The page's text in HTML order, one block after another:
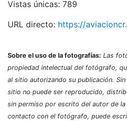
Vistas únicas: 789
URL directo: https://
Sobre el uso de la fotografías: Las
propiedad intelectual del fotógrafo,
al sitio autorizando su publicación.
sitio no puede ser reproducido,
sin permiso por escrito del autor de
contacto con el fotógrafo, puede